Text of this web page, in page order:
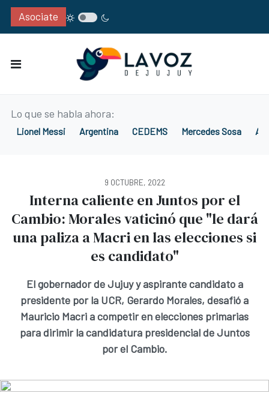
Asociate
Lo que se habla ahora:
Lionel Messi Argentina CEDEMS Mercedes Sosa
9 OCTUBRE, 2022
Interna caliente en Juntos por el
Cambio: Morales vaticinó que "le dará
una paliza a Macri en las elecciones si
es candidato"
El gobernador de Jujuy y aspirante candidato a
presidente por la UCR, Gerardo Morales, desafió a
Mauricio Macri a competir en elecciones primarias
para dirimir la candidatura presidencial de Juntos
por el Cambio.